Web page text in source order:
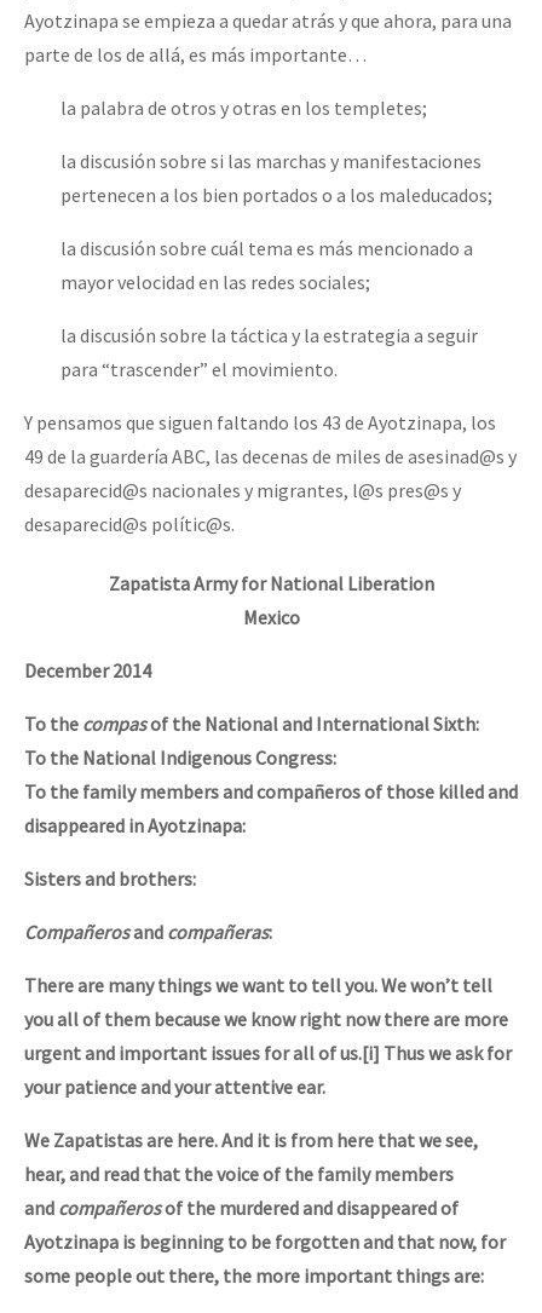
Ayotzinapa se empieza a quedar atrás y que ahora, para una
parte de los de allá, es más importante…
la palabra de otros y otras en los templetes;
la discusión sobre si las marchas y manifestaciones
pertenecen a los bien portados o a los maleducados;
la discusión sobre cuál tema es más mencionado a
mayor velocidad en las redes sociales;
la discusión sobre la táctica y la estrategia a seguir
para “trascender” el movimiento.
Y pensamos que siguen faltando los 43 de Ayotzinapa, los
49 de la guardería ABC, las decenas de miles de asesinad@s y
desaparecid@s nacionales y migrantes, l@s pres@s y
desaparecid@s polític@s.
Zapatista Army for National Liberation
Mexico
December 2014
To the compasof the National and International Sixth:
To the National Indigenous Congress:
To the family members and compañeros of those killed and
disappeared in Ayotzinapa:
Sisters and brothers:
Compañerosand compañeras:
There are many things we want to tell you. We won’t tell
you all of them because we know right now there are more
urgent and important issues for all of us.[i] Thus we ask for
your patience and your attentive ear.
We Zapatistas are here. And it is from here that we see,
hear, and read that the voice of the family members
and compañerosof the murdered and disappeared of
Ayotzinapa is beginning to be forgotten and that now, for
some people out there, the more important things are: